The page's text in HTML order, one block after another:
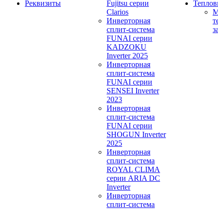
Реквизиты
Fujitsu серии
Clarios
Инверторная
сплит-система
FUNAI серии
KADZOKU
Inverter 2025
Инверторная
сплит-система
FUNAI серии
SENSEI Inverter
2023
Инверторная
сплит-система
FUNAI серии
SHOGUN Inverter
2025
Инверторная
сплит-система
ROYAL CLIMA
серии ARIA DC
Inverter
Инверторная
сплит-система